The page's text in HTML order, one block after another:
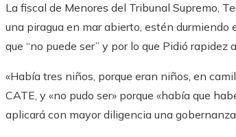
La fiscal de Menores del Tribunal Supremo,
una piragua en mar abierto, estén durmiendo
que “no puede ser” y por lo que Pidió rapidez
«Había tres niños, porque eran niños, en
CATE, y «no pudo ser» porque «había que
aplicará con mayor diligencia una